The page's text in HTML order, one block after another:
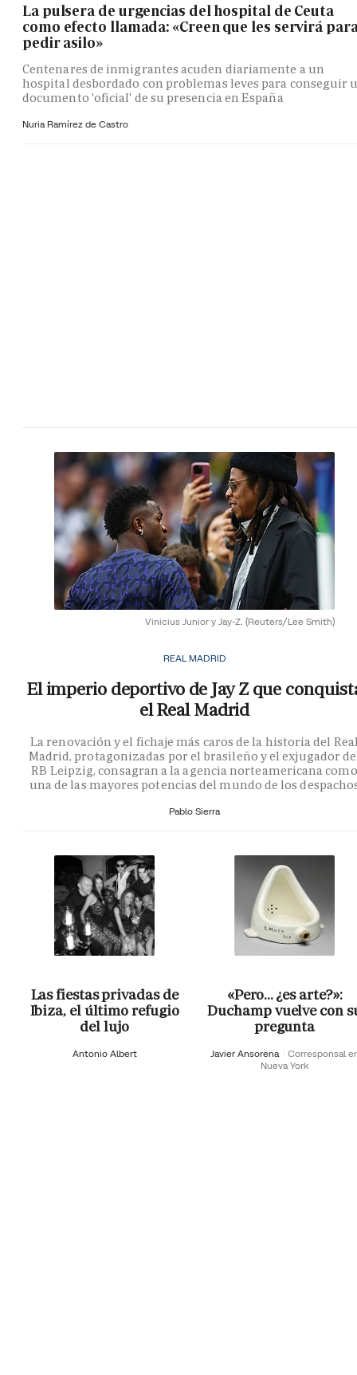
La pulsera de urgencias del hospital de Ceuta
como efecto llamada: «Creen que les servirá
pedir asilo»
Centenares de inmigrantes acuden diariamente a un
hospital desbordado con problemas leves para conseguir
documento 'oficial' de su presencia en España
Nuria Ramírez de Castro
Vinicius Junior y Jay-Z. (Reuters/Lee Smith)
REAL MADRID
El imperio deportivo de Jay Z que
el Real Madrid
La renovación y el fichaje más caros de la historia del
Madrid, protagonizadas por el brasileño y el exjugador
RB Leipzig, consagran a la agencia norteamericana como
una de las mayores potencias del mundo de los
Pablo Sierra
Las fiestas privadas de
Ibiza, el último refugio
del lujo
Antonio Albert
«Pero… ¿es arte?»:
Duchamp vuelve con
pregunta
Javier Ansorena
Corresponsal
Nueva York